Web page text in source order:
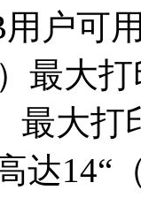
户可
最大
最大打
达14“